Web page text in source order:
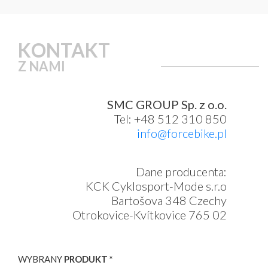
KONTAKT
Z NAMI
SMC GROUP Sp. z o.o.
Tel: +48 512 310 850
info@forcebike.pl
Dane producenta:
KCK Cyklosport-Mode s.r.o
Bartošova 348 Czechy
Otrokovice-Kvítkovice 765 02
WYBRANY PRODUKT *